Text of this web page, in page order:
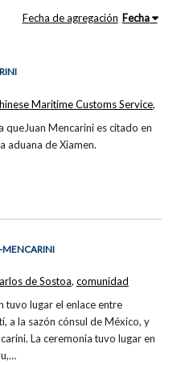
Fecha de agregación Fecha
queJuan Mencarini es citado en
aduana de Xiamen.
Maritime Customs Service,
MENCARINI
tuvo lugar el enlace entre
a la sazón cónsul de México, y
La ceremonia tuvo lugar en
de Sostoa, comunidad